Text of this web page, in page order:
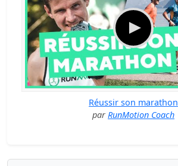
Réussir son marathon
par RunMotion Coach